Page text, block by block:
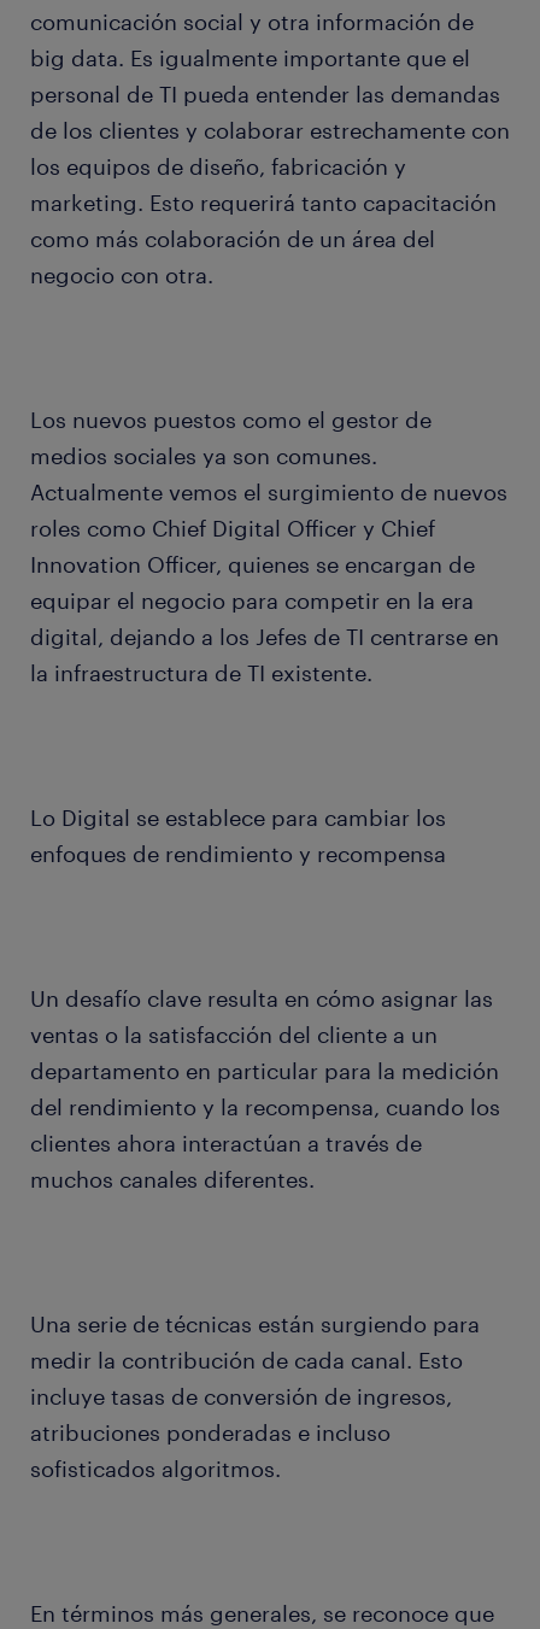
comunicación social y otra información de
big data. Es igualmente importante que el
personal de TI pueda entender las demandas
de los clientes y colaborar estrechamente con
los equipos de diseño, fabricación y
marketing. Esto requerirá tanto capacitación
como más colaboración de un área del
negocio con otra.
Los nuevos puestos como el gestor de
medios sociales ya son comunes.
Actualmente vemos el surgimiento de nuevos
roles como Chief Digital Officer y Chief
Innovation Officer, quienes se encargan de
equipar el negocio para competir en la era
digital, dejando a los Jefes de TI centrarse en
la infraestructura de TI existente.
Lo Digital se establece para cambiar los
enfoques de rendimiento y recompensa
Un desafío clave resulta en cómo asignar las
ventas o la satisfacción del cliente a un
departamento en particular para la medición
del rendimiento y la recompensa, cuando los
clientes ahora interactúan a través de
muchos canales diferentes.
Una serie de técnicas están surgiendo para
medir la contribución de cada canal. Esto
incluye tasas de conversión de ingresos,
atribuciones ponderadas e incluso
sofisticados algoritmos.
En términos más generales, se reconoce que